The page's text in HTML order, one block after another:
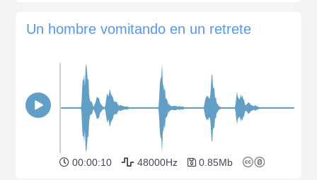
Un hombre vomitando en un retrete
00:00:10 48000Hz 0.85Mb